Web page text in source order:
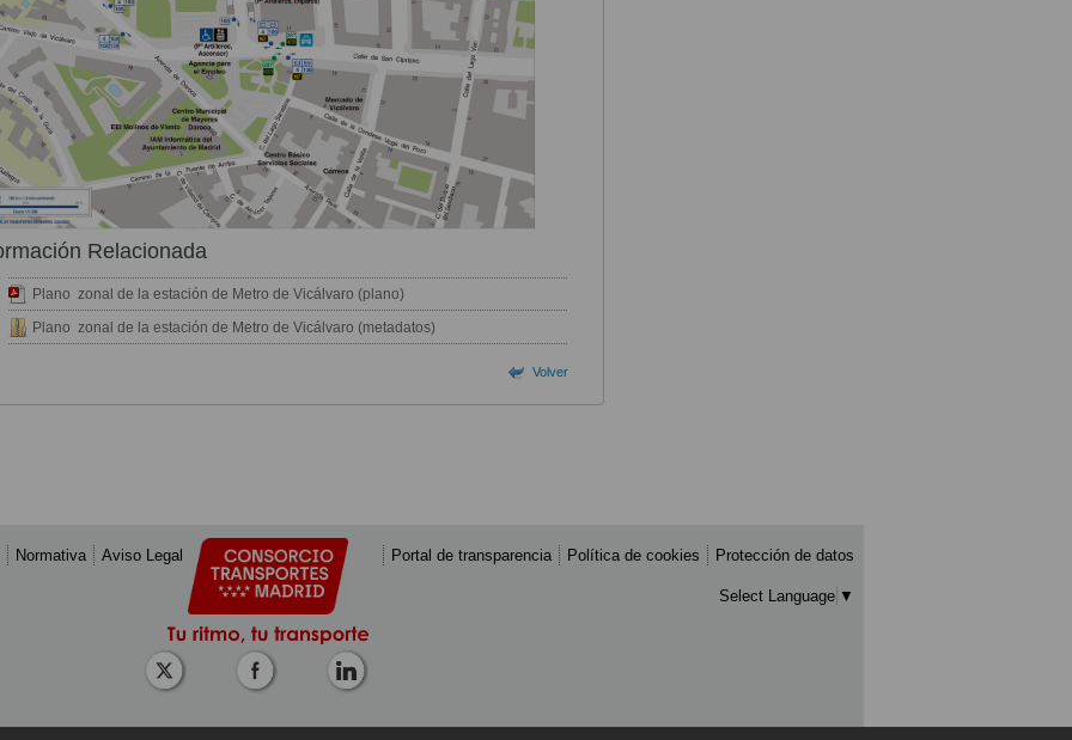
Relacionada
Plano zonal de la estación de Metro de Vicálvaro (plano)
Plano zonal de la estación de Metro de Vicálvaro (metadatos)
Volver
Normativa Aviso Legal Portal de transparencia Política de cookies Protección de datos
Select Language ▼